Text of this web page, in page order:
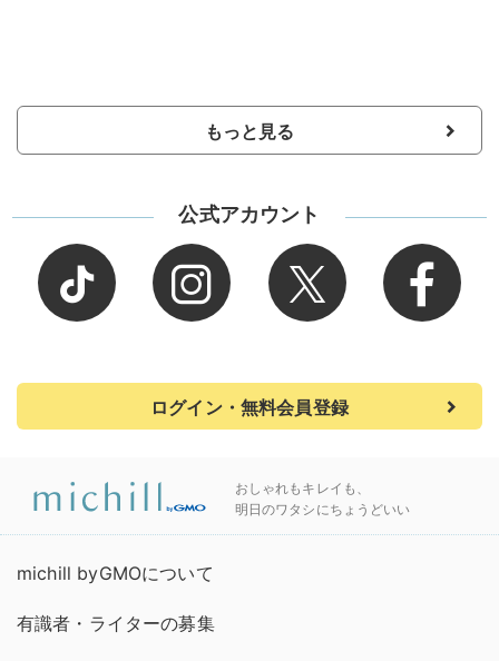
もっと見る
公式アカウント
ログイン・無料会員登録
おしゃれもキレイも、
明日のワタシにちょうどいい
michill byGMOについて
有識者・ライターの募集